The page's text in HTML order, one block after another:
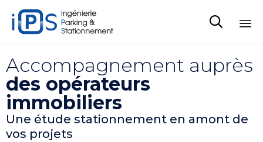

to
Accompagnement auprès
des opérateurs
immobiliers
Une étude stationnement en amont de
vos projets